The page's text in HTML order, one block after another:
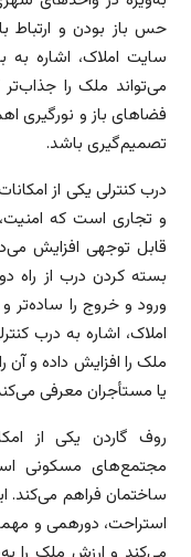
حس باز بودن و ارتباط
سایت املاک، اشاره
می‌تواند ملک را جذاب‌تر
فضاهای باز و نورگیری
تصمیم‌گیری باشد.
درب کنترلی یکی از
و تجاری است که
قابل توجهی افزایش
بسته کردن درب از راه
ورود و خروج را
املاک، اشاره به درب
ملک را افزایش داده و آن
یا مستأجران معرفی
روف گاردن یکی از
مجتمع‌های مسکونی
ساختمان فراهم می‌کند.
استراحت، دورهمی و